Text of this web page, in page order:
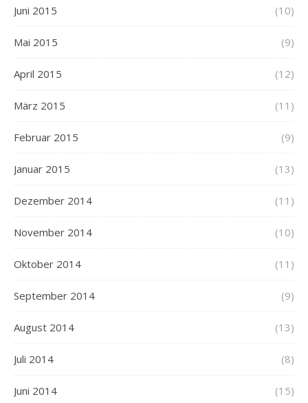
Juni 2015 (10)
Mai 2015 (9)
April 2015 (12)
März 2015 (11)
Februar 2015 (9)
Januar 2015 (13)
Dezember 2014 (11)
November 2014 (10)
Oktober 2014 (11)
September 2014 (9)
August 2014 (13)
Juli 2014 (8)
Juni 2014 (15)